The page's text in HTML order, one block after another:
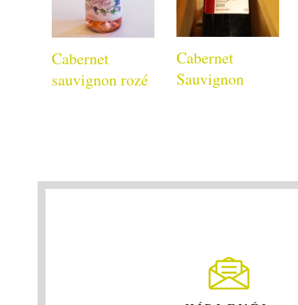
Cabernet
sauvignon rozé
Cabernet
Sauvignon